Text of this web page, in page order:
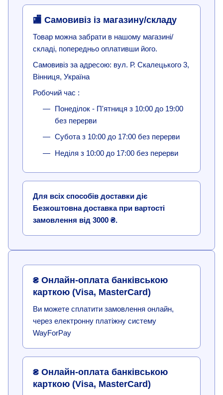
🏬 Самовивіз із магазину/складу
Товар можна забрати в нашому магазині/
складі, попередньо оплативши його.
Самовивіз за адресою: вул. Р. Скалецького 3,
Вінниця, Україна
Робочий час :
Понеділок - П'ятниця з 10:00 до 19:00
без перерви
Субота з 10:00 до 17:00 без перерви
Неділя з 10:00 до 17:00 без перерви
Для всіх способів доставки діє
Безкоштовна доставка при вартості
замовлення від 3000 ₴.
₴ Онлайн-оплата банківською
карткою (Visa, MasterCard)
Ви можете сплатити замовлення онлайн,
через електронну платіжну систему
WayForPay
₴ Онлайн-оплата банківською
карткою (Visa, MasterCard)